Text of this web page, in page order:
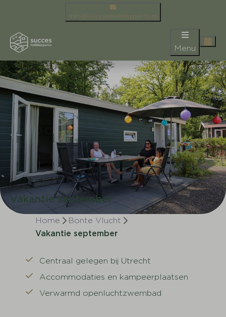
info@succesholidayparcs.nl
Menu
Vakantie september
Home
Bonte Vlucht
Vakantie september
Centraal gelegen bij Utrecht
Accommodaties en kampeerplaatsen
Verwarmd openluchtzwembad